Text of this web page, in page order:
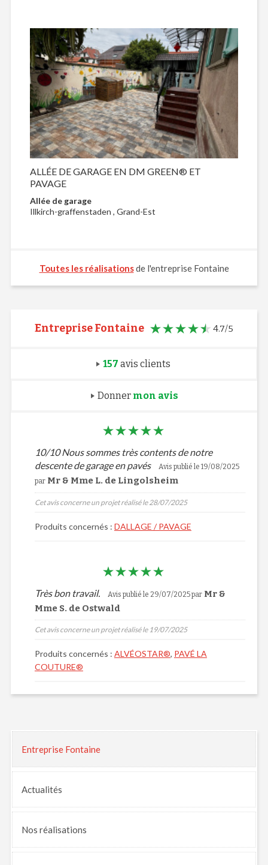
ALLÉE DE GARAGE EN DM GREEN® ET
PAVAGE
Allée de garage
Illkirch-graffenstaden , Grand-Est
Toutes les réalisationsde l'entreprise Fontaine
Entreprise Fontaine 4.7/5
157 avis clients
Donner mon avis
10/10 Nous sommes très contents de notre
descente de garage en pavés
Avis publié le 19/08/2025
par Mr & Mme L. de Lingolsheim
Cet avis concerne un projet réalisé le 28/07/2025
Produits concernés : DALLAGE / PAVAGE
Très bon travail. Avis publié le 29/07/2025 par Mr &
Mme S. de Ostwald
Cet avis concerne un projet réalisé le 19/07/2025
Produits concernés : ALVÉOSTAR®, PAVÉ LA
COUTURE®
Entreprise Fontaine
Actualités
Nos réalisations